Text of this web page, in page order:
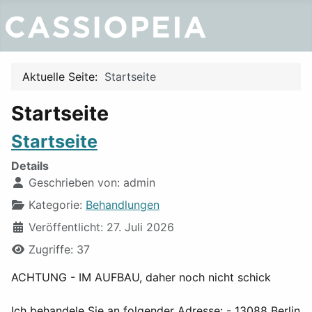
Aktuelle Seite: Startseite
Startseite
Startseite
Details
Geschrieben von: admin
Kategorie: Behandlungen
Veröffentlicht: 27. Juli 2026
Zugriffe: 37
ACHTUNG - IM AUFBAU, daher noch nicht schick